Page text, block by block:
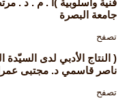
جامعة البصرة
تصفح
( النتاج الأدبي لدى السيّدة
ناصر قاسمي د. مجتبى
تصفح